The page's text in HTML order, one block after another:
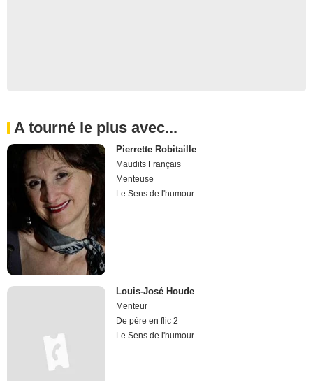
A tourné le plus avec...
Pierrette Robitaille
Maudits Français
Menteuse
Le Sens de l'humour
Louis-José Houde
Menteur
De père en flic 2
Le Sens de l'humour